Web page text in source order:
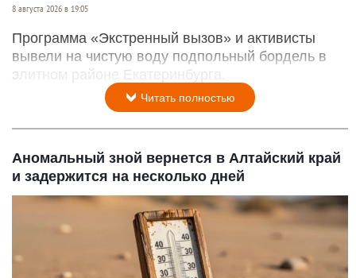
8 августа 2026 в 19:05
Программа «Экстренный вызов» и активисты
вывели на чистую воду подпольный бордель в
элитном районе Екатеринбурга.
Читать полностью
Аномальный зной вернется в Алтайский край
и задержится на несколько дней